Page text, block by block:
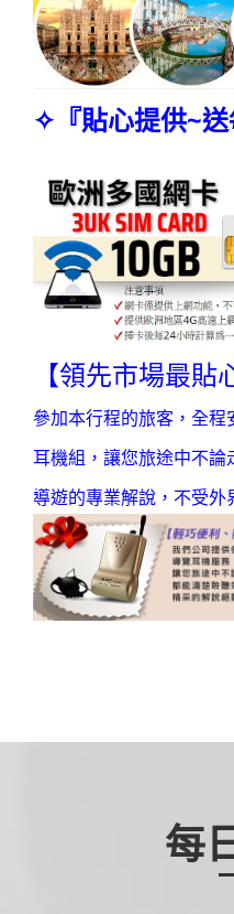
✧『貼心提供~
【領先市場最貼
參加本行程的旅客，全
耳機組，讓您旅途中不
導遊的專業解說，不受外
每